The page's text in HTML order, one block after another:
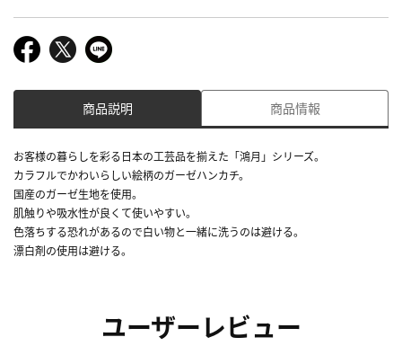
商品説明 商品情報
お客様の暮らしを彩る日本の工芸品を揃えた「鴻月」シリーズ。
カラフルでかわいらしい絵柄のガーゼハンカチ。
国産のガーゼ生地を使用。
肌触りや吸水性が良くて使いやすい。
色落ちする恐れがあるので白い物と一緒に洗うのは避ける。
漂白剤の使用は避ける。
ユーザーレビュー